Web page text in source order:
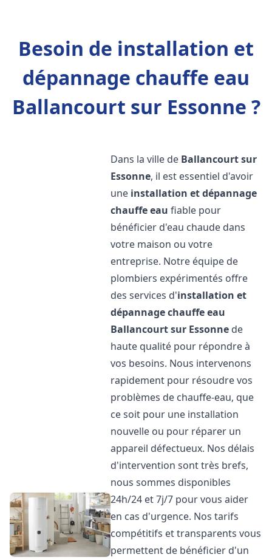
Besoin de installation et
dépannage chauffe eau
Ballancourt sur Essonne ?
Dans la ville de Ballancourt sur
Essonne, il est essentiel d'avoir
une installation et dépannage
chauffe eau fiable pour
bénéficier d'eau chaude dans
votre maison ou votre
entreprise. Notre équipe de
plombiers expérimentés offre
des services d'installation et
dépannage chauffe eau
Ballancourt sur Essonne de
haute qualité pour répondre à
vos besoins. Nous intervenons
rapidement pour résoudre vos
problèmes de chauffe-eau, que
ce soit pour une installation
nouvelle ou pour réparer un
appareil défectueux. Nos délais
d'intervention sont très brefs,
nous sommes disponibles
24h/24 et 7j/7 pour vous aider
en cas d'urgence. Nos tarifs
compétitifs et transparents vous
permettent de bénéficier d'un